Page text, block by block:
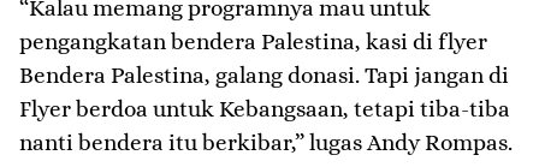
“Kalau memang programnya mau untuk
pengangkatan bendera Palestina, kasi di flyer
Bendera Palestina, galang donasi. Tapi jangan di
Flyer berdoa untuk Kebangsaan, tetapi tiba-tiba
nanti bendera itu berkibar,” lugas Andy Rompas.